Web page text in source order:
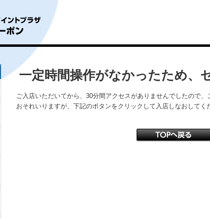
一定時間操作がなかったため、
ご入店いただいてから、30分間アクセスがありませんでしたので、
おそれいりますが、下記のボタンをクリックして入店しなおしてく